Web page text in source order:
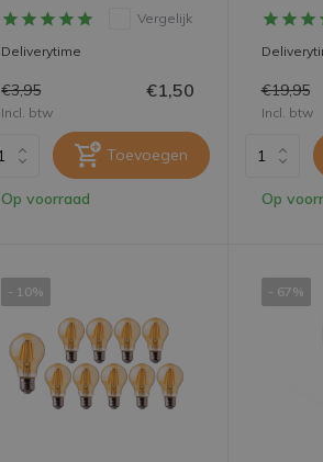
Vergelijk
Deliverytime
€3,95 €1,50
Incl. btw
Toevoegen
Op voorraad
€19,95
Incl. btw
Op
- 10% - 67%